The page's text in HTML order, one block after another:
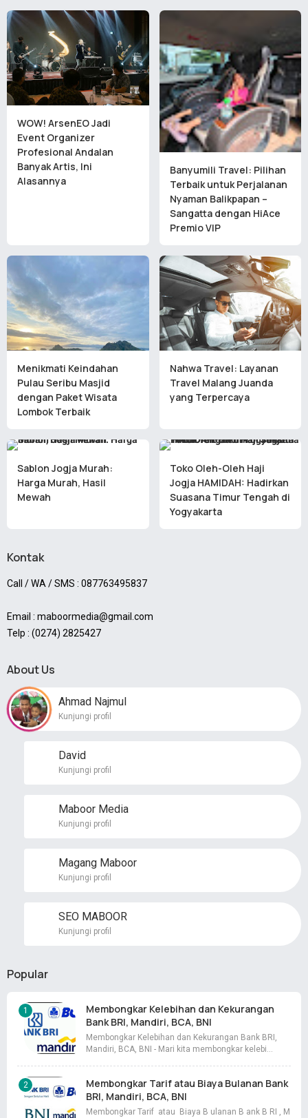
WOW! ArsenEO Jadi
Event Organizer
Profesional Andalan
Banyak Artis, Ini
Alasannya
Banyumili Travel: Pilihan
Terbaik untuk Perjalanan
Nyaman Balikpapan –
Sangatta dengan HiAce
Premio VIP
Menikmati Keindahan
Pulau Seribu Masjid
dengan Paket Wisata
Lombok Terbaik
Nahwa Travel: Layanan
Travel Malang Juanda
yang Terpercaya
Sablon Jogja Murah:
Harga Murah, Hasil
Mewah
Toko Oleh-Oleh Haji
Jogja HAMIDAH: Hadirkan
Suasana Timur Tengah di
Yogyakarta
Kontak
Call / WA / SMS : 087763495837
Email : maboormedia@gmail.com
Telp : (0274) 2825427
About Us
Ahmad Najmul
Kunjungi profil
David
Kunjungi profil
Maboor Media
Kunjungi profil
Magang Maboor
Kunjungi profil
SEO MABOOR
Kunjungi profil
Popular
Membongkar Kelebihan dan Kekurangan
Bank BRI, Mandiri, BCA, BNI
Membongkar Kelebihan dan Kekurangan Bank BRI,
Mandiri, BCA, BNI - Mari kita membongkar kelebi…
Membongkar Tarif atau Biaya Bulanan Bank
BRI, Mandiri, BCA, BNI
Membongkar Tarif atau Biaya B ulanan B ank B RI , M